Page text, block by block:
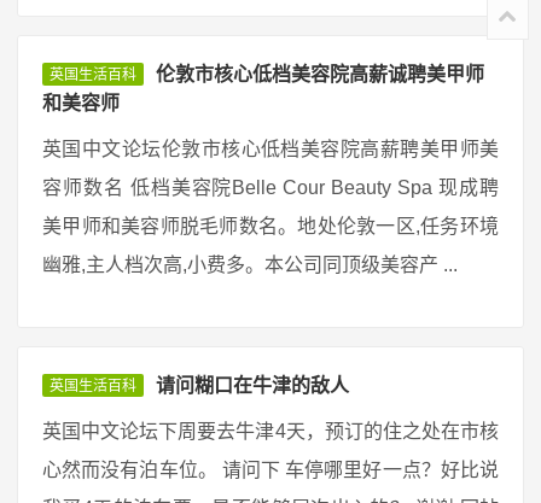
英国生活百科
伦敦市核心低档美容院高薪诚聘美甲师
和美容师
英国中文论坛伦敦市核心低档美容院高薪聘美甲师美
容师数名 低档美容院Belle Cour Beauty Spa 现成聘
美甲师和美容师脱毛师数名。地处伦敦一区,任务环境
幽雅,主人档次高,小费多。本公司同顶级美容产 ...
英国生活百科 请问糊口在牛津的敌人
英国中文论坛下周要去牛津4天，预订的住之处在市核
心然而没有泊车位。 请问下 车停哪里好一点？好比说